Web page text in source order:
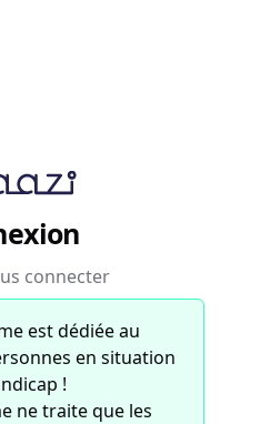
connecter
est dédiée au
en situation
!
ne traite que les